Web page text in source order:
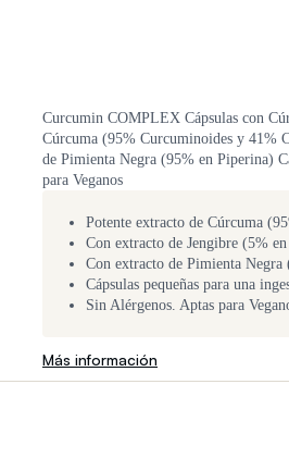
Curcumin COMPLEX Cápsulas con
Cúrcuma (95% Curcuminoides y 41%
de Pimienta Negra (95% en Piperina)
para Veganos
Potente extracto de Cúrcuma
Con extracto de Jengibre (5%
Con extracto de Pimienta Negra
Cápsulas pequeñas para una
Sin Alérgenos. Aptas para
Más información